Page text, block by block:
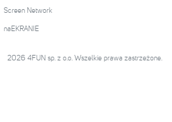
Screen Network
naEKRANIE
2026 4FUN sp. z o.o. Wszelkie prawa zastrzeżone.